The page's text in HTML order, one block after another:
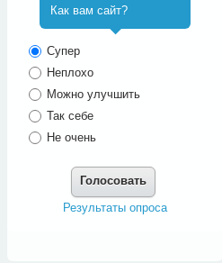
Как вам сайт?
Супер
Неплохо
Можно улучшить
Так себе
Не очень
Голосовать
Результаты опроса